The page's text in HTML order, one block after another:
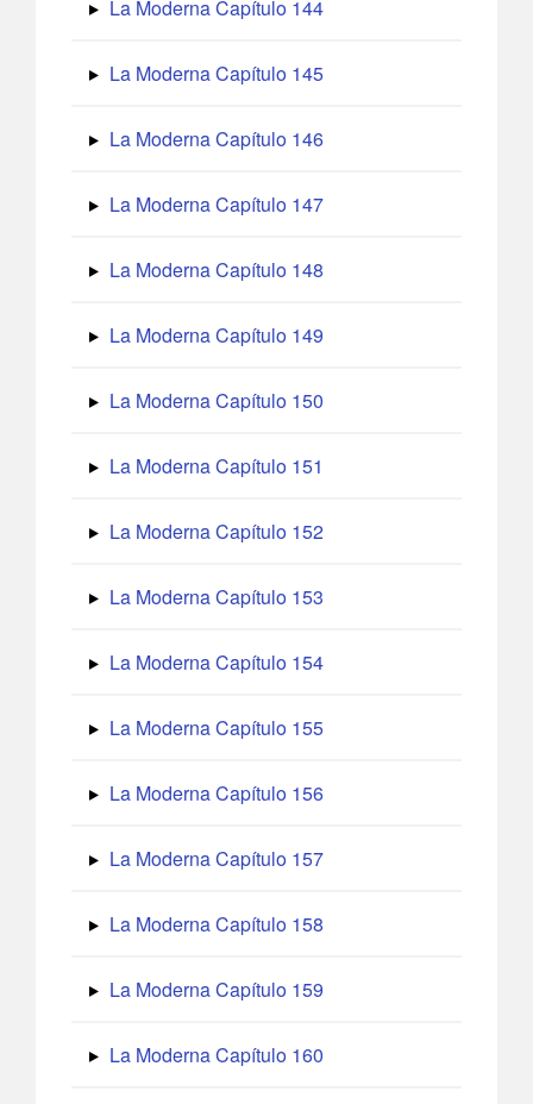
La Moderna Capítulo 144
La Moderna Capítulo 145
La Moderna Capítulo 146
La Moderna Capítulo 147
La Moderna Capítulo 148
La Moderna Capítulo 149
La Moderna Capítulo 150
La Moderna Capítulo 151
La Moderna Capítulo 152
La Moderna Capítulo 153
La Moderna Capítulo 154
La Moderna Capítulo 155
La Moderna Capítulo 156
La Moderna Capítulo 157
La Moderna Capítulo 158
La Moderna Capítulo 159
La Moderna Capítulo 160